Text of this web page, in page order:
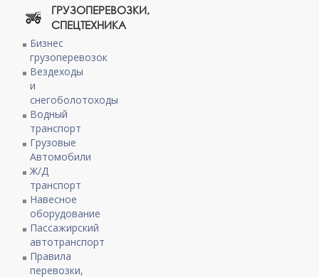
ГРУЗОПЕРЕВОЗКИ,
СПЕЦТЕХНИКА
Бизнес
грузоперевозок
Вездеходы
и
снегоболотоходы
Водный
транспорт
Грузовые
Автомобили
Ж/Д
транспорт
Навесное
оборудование
Пассажирский
автотранспорт
Правила
перевозки,